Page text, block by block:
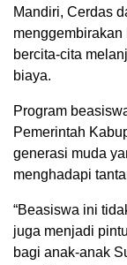
Mandiri, Cerdas
bercita-cita
biaya.
Program
Pemerintah
generasi muda
menghadapi
“Beasiswa ini
juga menjadi
bagi anak-anak